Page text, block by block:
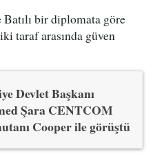
bir diplomata göre
taraf arasında güven
Devlet Başkanı
Şara CENTCOM
Cooper ile görüştü